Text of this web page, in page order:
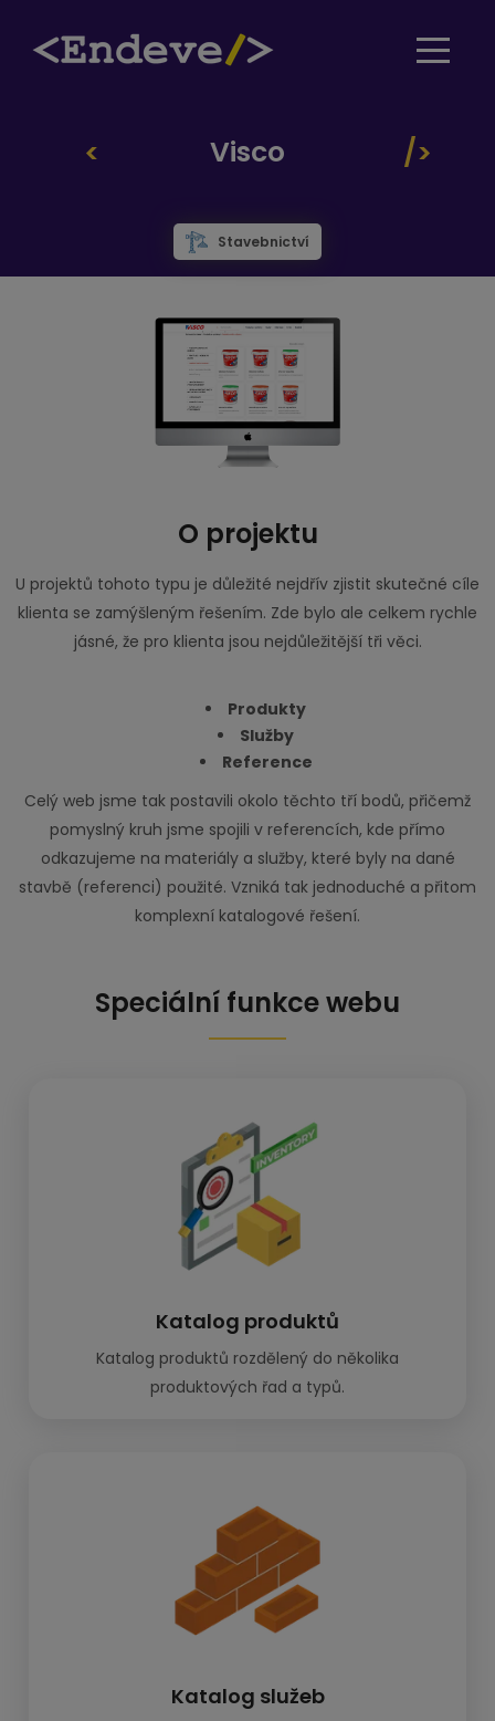
Visco
Stavebnictví
O projektu
U projektů tohoto typu je důležité nejdřív zjistit skutečné cíle
klienta se zamýšleným řešením. Zde bylo ale celkem rychle
jásné, že pro klienta jsou nejdůležitější tři věci.
Produkty
Služby
Reference
Celý web jsme tak postavili okolo těchto tří bodů, přičemž
pomyslný kruh jsme spojili v referencích, kde přímo
odkazujeme na materiály a služby, které byly na dané
stavbě (referenci) použité. Vzniká tak jednoduché a přitom
komplexní katalogové řešení.
Speciální funkce webu
Katalog produktů
Katalog produktů rozdělený do několika
produktových řad a typů.
Katalog služeb